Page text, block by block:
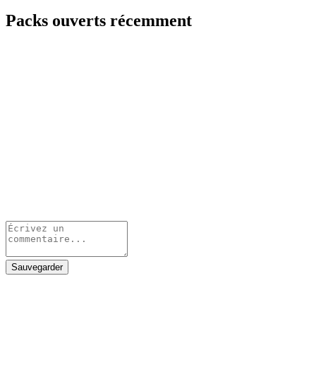
Packs ouverts récemment
Sauvegarder